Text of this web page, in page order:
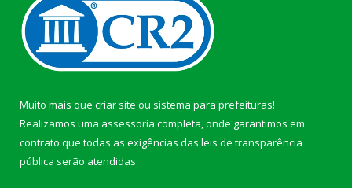
Muito mais que criar site ou sistema para prefeituras!
Realizamos uma assessoria completa, onde garantimos em
contrato que todas as exigências das leis de transparência
pública serão atendidas.